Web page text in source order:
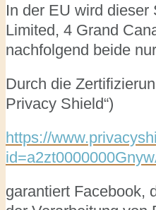
In der EU wird dieser
Limited, 4 Grand
nachfolgend beide
Durch die
Privacy Shield“)
https://
garantiert Facebook,